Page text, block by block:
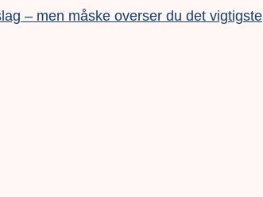
– men måske overser du det vigtigste